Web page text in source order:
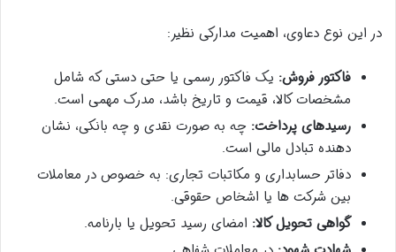
در این نوع دعاوی، اهمیت مدارکی نظیر:
فاکتور فروش: یک فاکتور رسمی یا حتی دستی که شامل
مشخصات کالا، قیمت و تاریخ باشد، مدرک مهمی است.
رسیدهای پرداخت: چه به صورت نقدی و چه بانکی، نشان
دهنده تبادل مالی است.
دفاتر حسابداری و مکاتبات تجاری: به خصوص در معاملات
بین شرکت ها یا اشخاص حقوقی.
گواهی تحویل کالا: امضای رسید تحویل یا بارنامه.